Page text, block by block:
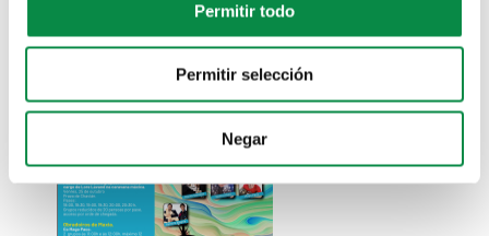
Permitir todo
Permitir selección
Negar